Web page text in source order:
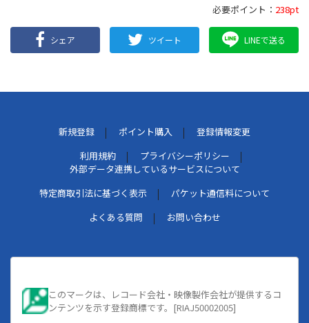
必要ポイント： 238pt
シェア ツイート LINEで送る
新規登録 ポイント購入
登録情報変更
利用規約
プライバシーポリシー
外部データ連携しているサービスについて
特定商取引法に基づく表示
パケット通信料について
よくある質問
お問い合わせ
このマークは、レコード会社・映像製作会社が提供するコ
ンテンツを示す登録商標です。[RIAJ50002005]